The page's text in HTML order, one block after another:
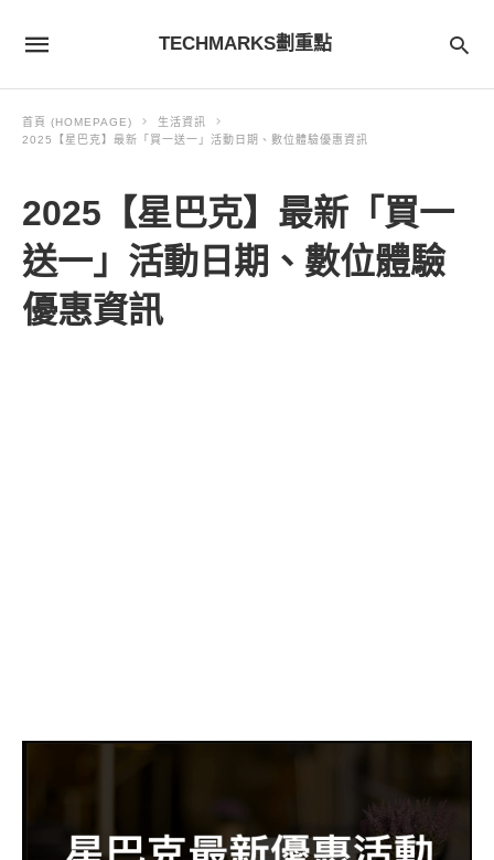
TECHMARKS劃重點
首頁 (HOMEPAGE)
生活資訊
2025【星巴克】最新「買一送一」活動日期、數位體驗優惠資訊
2025【星巴克】最新「買一
送一」活動日期、數位體驗
優惠資訊